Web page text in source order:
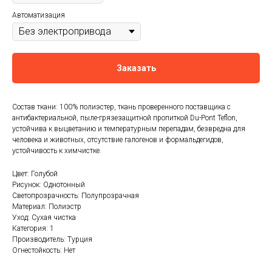
Автоматизация
Заказать
Состав ткани: 100% полиэстер, ткань проверенного поставщика с
антибактериальной, пыле-грязезащитной пропиткой Du-Pont Teflon,
устойчива к выцветанию и температурным перепадам, безвредна для
человека и животных, отсутствие галогенов и формальдегидов,
устойчивость к химчистке.
Цвет: Голубой
Рисунок: Однотонный
Светопрозрачность: Полупрозрачная
Материал: Полиэстр
Уход: Сухая чистка
Категория: 1
Производитель: Турция
Огнестойкость: Нет